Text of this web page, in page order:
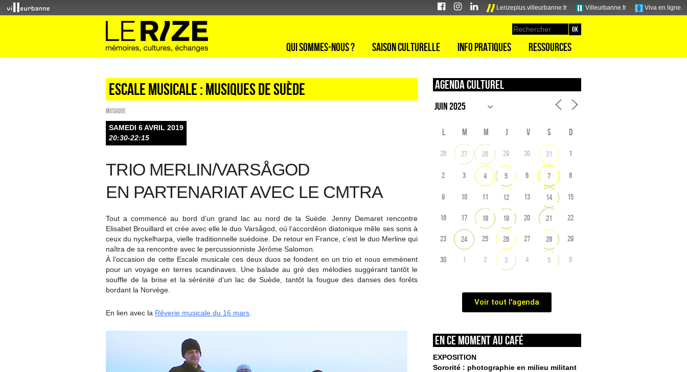
Lerizeplus.villeurbanne.fr Villeurbanne.fr Viva en ligne
Qui sommes-nous ? Saison culturelle Info pratiques Ressources
Escale musicale : Musiques de Suède
Musique
SAMEDI 6 AVRIL 2019
20:30-22:15
TRIO MERLIN/VARSÅGOD
EN PARTENARIAT AVEC LE CMTRA
Tout a commencé au bord d’un grand lac au nord de la Suède. Jenny Demaret rencontre
Elisabet Brouillard et crée avec elle le duo Varsågod, où l’accordéon diatonique mêle ses sons à
ceux du nyckelharpa, vielle traditionnelle suédoise. De retour en France, c’est le duo Merline qui
naîtra de sa rencontre avec le percussionniste Jérôme Salomon.
À l’occasion de cette Escale musicale ces deux duos se fondent en un trio et nous emmènent
pour un voyage en terres scandinaves. Une balade au gré des mélodies suggérant tantôt le
souffle de la brise et la sérénité d’un lac de Suède, tantôt la fougue des danses des forêts
bordant la Norvège.
En lien avec la Rêverie musicale du 16 mars
Agenda culturel
L M M J V S D
26 27 28 29 30 31 1
2 3 4 5 6 7 8
9 10 11 12 13 14 15
16 17 18 19 20 21 22
23 24 25 26 27 28 29
30 1 2 3 4 5 6
Voir tout l'agenda
En ce moment au café
EXPOSITION
Sororité : photographie en milieu militant